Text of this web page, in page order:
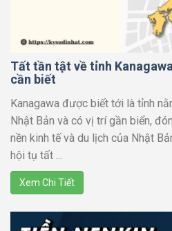
Tất tần tật về tỉnh
cần biết
Kanagawa được biết tới là tỉnh
Nhật Bản và có vị trí gần biển,
nền kinh tế và du lịch của Nhật
hội tụ tất ...
Xem Chi Tiết